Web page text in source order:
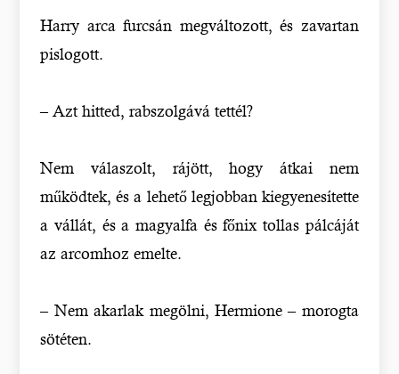
Harry arca furcsán megváltozott, és zavartan
pislogott.
– Azt hitted, rabszolgává tettél?
Nem válaszolt, rájött, hogy átkai nem
működtek, és a lehető legjobban kiegyenesítette
a vállát, és a magyalfa és főnix tollas pálcáját
az arcomhoz emelte.
– Nem akarlak megölni, Hermione – morogta
sötéten.